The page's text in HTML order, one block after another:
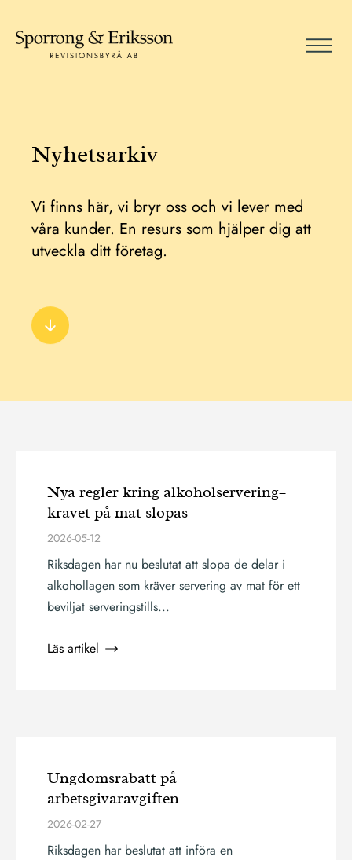
Nyhetsarkiv
Vi finns här, vi bryr oss och vi lever med
våra kunder. En resurs som hjälper dig att
utveckla ditt företag.
Nya regler kring alkoholservering–
kravet på mat slopas
2026-05-12
Riksdagen har nu beslutat att slopa de delar i
alkohollagen som kräver servering av mat för ett
beviljat serveringstills...
Läs artikel
Ungdomsrabatt på
arbetsgivaravgiften
2026-02-27
Riksdagen har beslutat att införa en